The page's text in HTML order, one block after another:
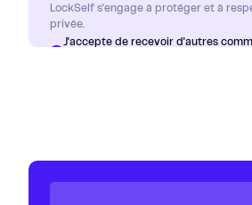
LockSelf s'engage à protéger et à
privée.
J'accepte de recevoir d'autres